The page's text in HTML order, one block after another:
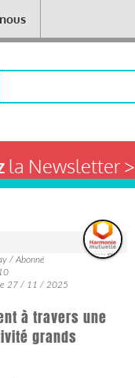
la Newsletter >
/ Abonné
27 / 11 / 2025
à travers une
grands